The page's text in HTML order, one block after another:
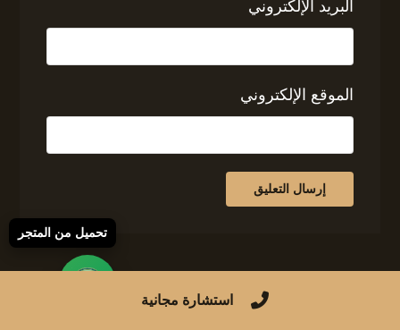
البريد الإلكتروني
الموقع الإلكتروني
استشارة مجانية
تحميل من المتجر